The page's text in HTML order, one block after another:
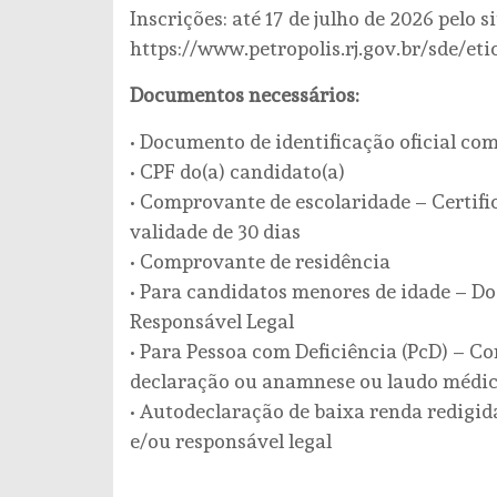
Inscrições: até 17 de julho de 2026 pelo
https://www.petropolis.rj.gov.br/sde/
Documentos necessários:
• Documento de identificação oficial
• CPF do(a) candidato(a)
• Comprovante de escolaridade –
validade de 30 dias
• Comprovante de residência
• Para candidatos menores de idade –
Responsável Legal
• Para Pessoa com Deficiência (PcD) –
declaração ou anamnese ou laudo
• Autodeclaração de baixa renda
e/ou responsável legal